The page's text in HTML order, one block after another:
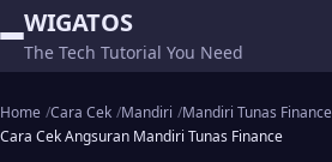
WIGATOS
The Tech Tutorial You Need
Home Cara Cek Mandiri Mandiri Tunas Finance
Cara Cek Angsuran Mandiri Tunas Finance